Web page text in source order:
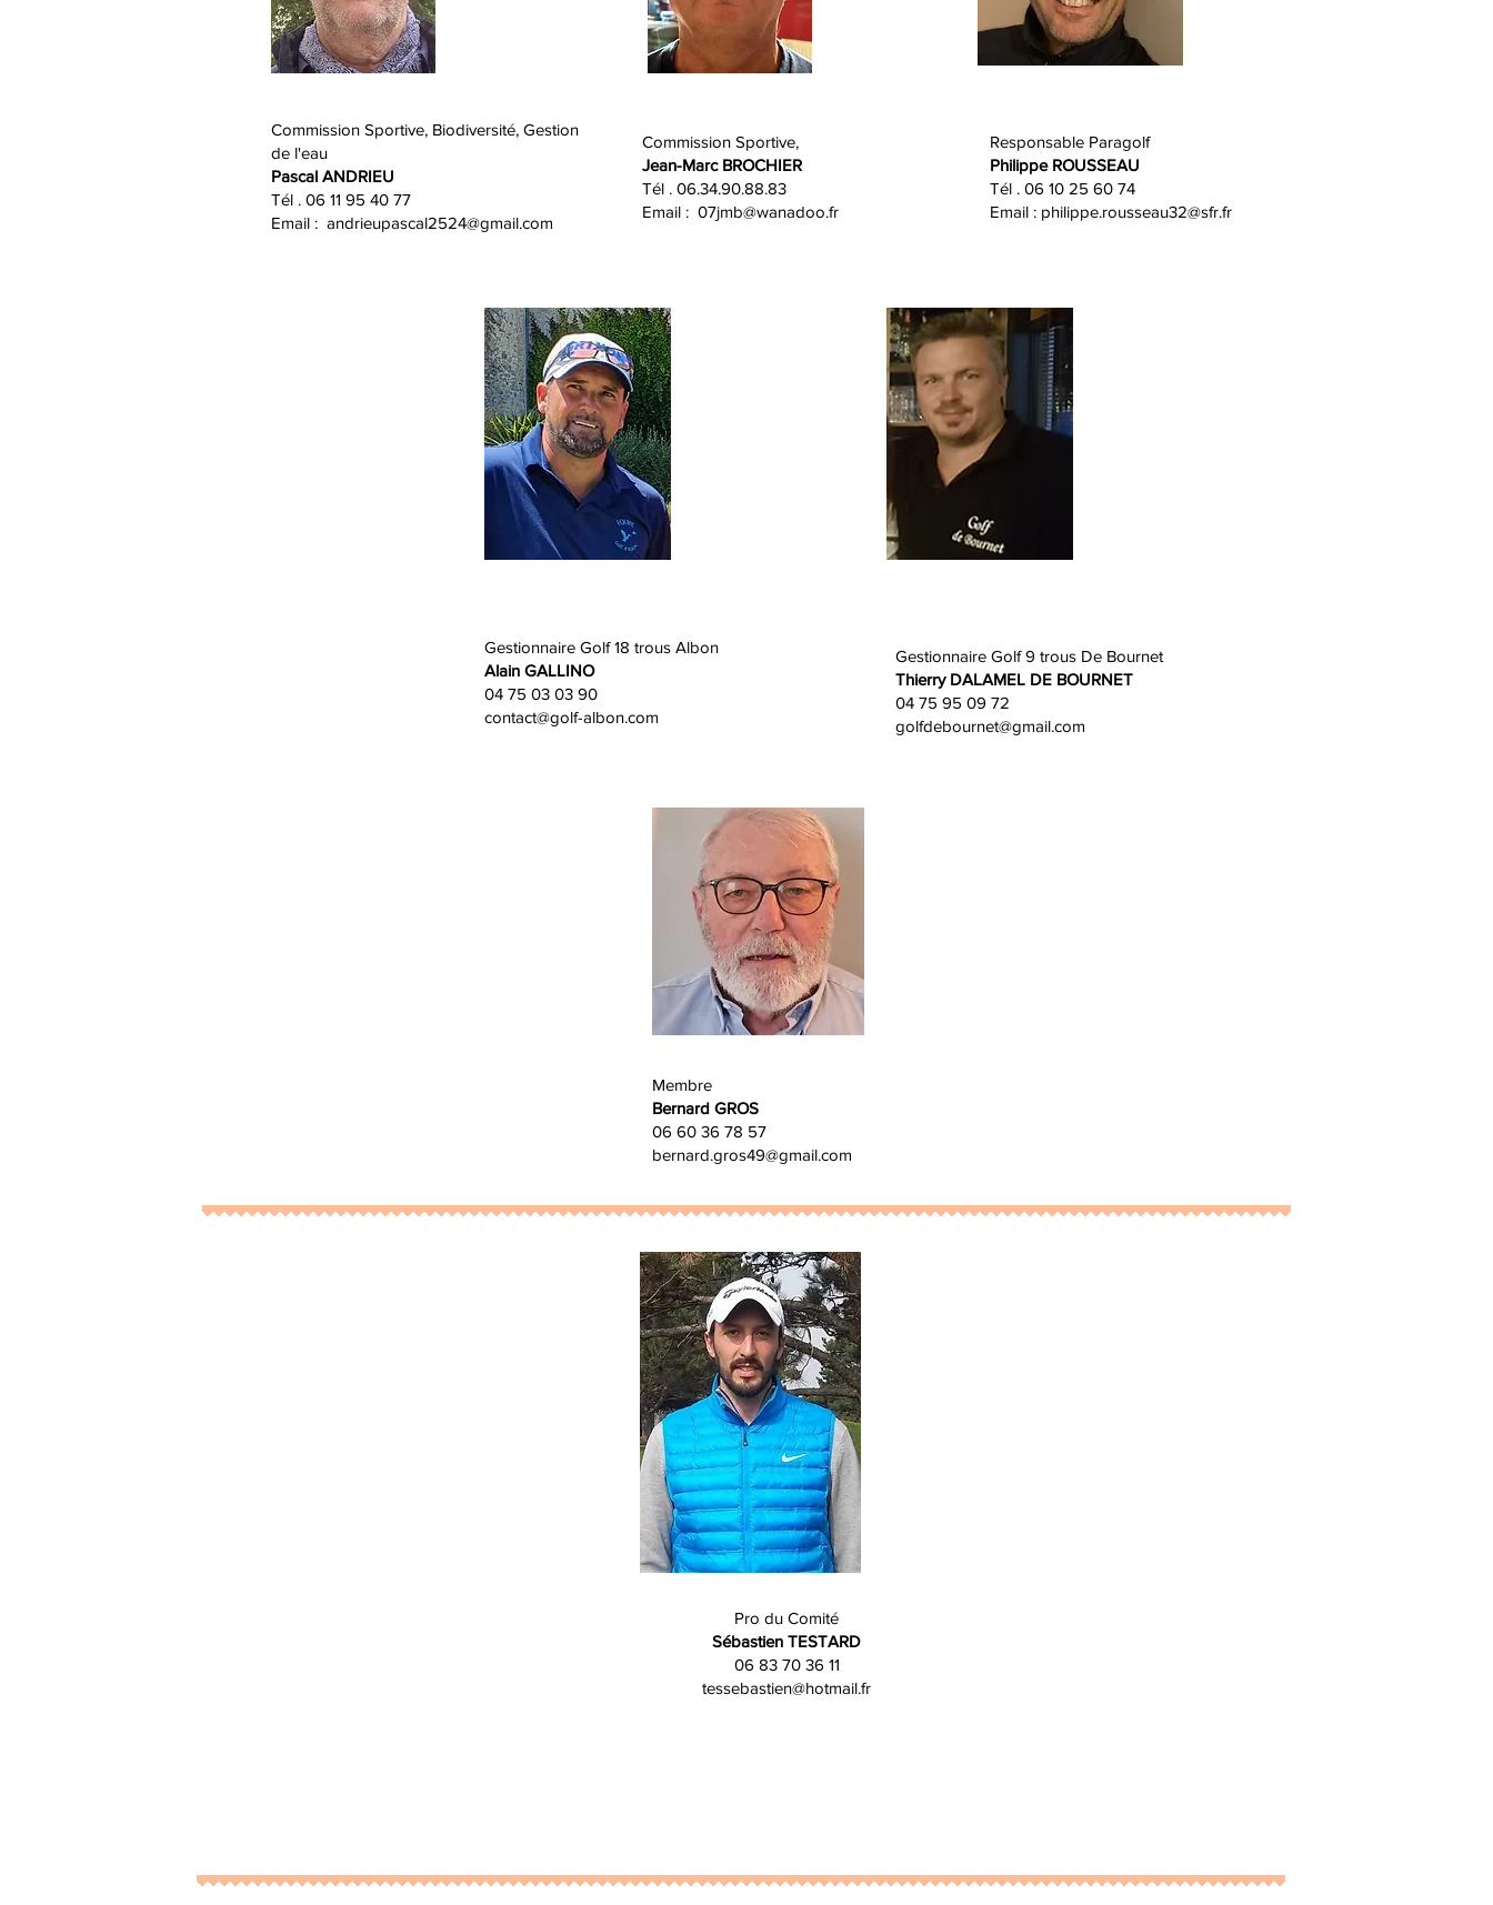
Commission Sportive, Biodiversité, Gestion
de l'eau
Pascal ANDRIEU
Tél . 06 11 95 40 77
Email : andrieupascal2524@gmail.com
Commission Sportive,
Jean-Marc BROCHIER
Tél . 06.34.90.88.83
Email : 07jmb@wanadoo.fr
Responsable Paragolf
Philippe ROUSSEAU
Tél . 06 10 25 60 74
Email : philippe.rousseau32@sfr.fr
Gestionnaire Golf 18 trous Albon
Alain GALLINO
04 75 03 03 90
contact@golf-albon.com
Gestionnaire Golf 9 trous De Bournet
Thierry DALAMEL DE BOURNET
04 75 95 09 72
golfdebournet@gmail.com
Membre
Bernard GROS
06 60 36 78 57
bernard.gros49@gmail.com
Pro du Comité
Sébastien TESTARD
06 83 70 36 11
tessebastien@hotmail.fr